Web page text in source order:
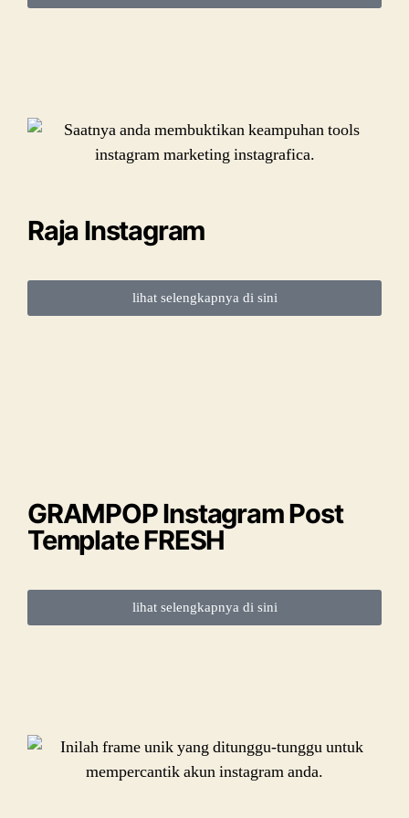
Raja Instagram
lihat selengkapnya di sini
GRAMPOP Instagram Post
Template FRESH
lihat selengkapnya di sini